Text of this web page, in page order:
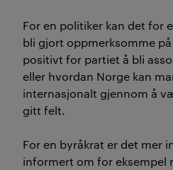
For en politiker kan det for
bli gjort oppmerksomme
positivt for partiet å bli
eller hvordan Norge kan
internasjonalt gjennom å
gitt felt.
For en byråkrat er det mer
informert om for eksempel